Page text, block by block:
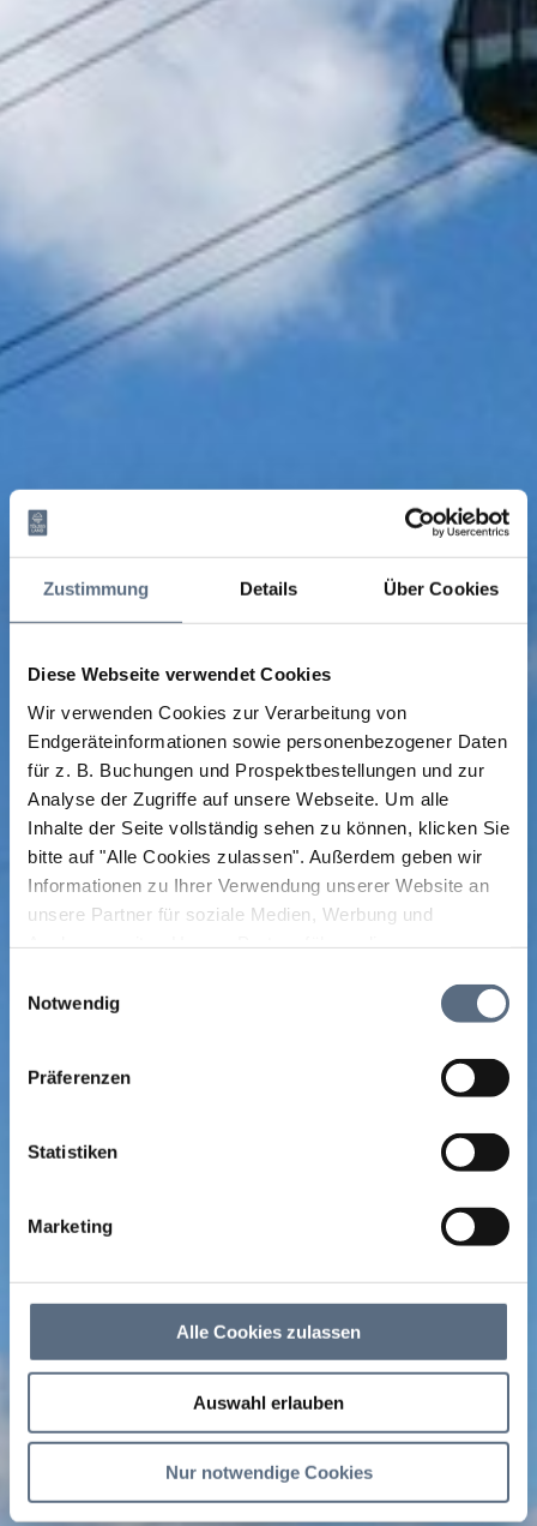
Zustimmung Details Über Cookies
Diese Webseite verwendet Cookies
Wir verwenden Cookies zur Verarbeitung von
Endgeräteinformationen sowie personenbezogener Daten
für z. B. Buchungen und Prospektbestellungen und zur
Analyse der Zugriffe auf unsere Webseite. Um alle
Inhalte der Seite vollständig sehen zu können, klicken Sie
bitte auf "Alle Cookies zulassen". Außerdem geben wir
Informationen zu Ihrer Verwendung unserer Website an
unsere Partner für soziale Medien, Werbung und
zusammen, die Sie ihnen bereitgestellt haben oder die
sie im Rahmen Ihrer Nutzung der Dienste gesammelt
Notwendig
Präferenzen
Statistiken
Marketing
Alle Cookies zulassen
Auswahl erlauben
Nur notwendige Cookies